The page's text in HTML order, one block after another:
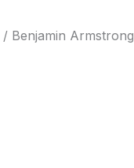
/ Benjamin Armstrong